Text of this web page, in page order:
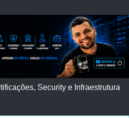
Security e Infraestrutura